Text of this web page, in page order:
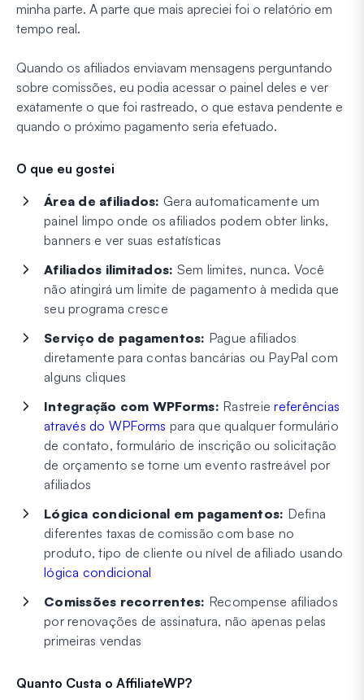
minha parte. A parte que mais apreciei foi o relatório em
tempo real.
Quando os afiliados enviavam mensagens perguntando
sobre comissões, eu podia acessar o painel deles e ver
exatamente o que foi rastreado, o que estava pendente e
quando o próximo pagamento seria efetuado.
O que eu gostei
Área de afiliados: Gera automaticamente um
painel limpo onde os afiliados podem obter links,
banners e ver suas estatísticas
Afiliados ilimitados: Sem limites, nunca. Você
não atingirá um limite de pagamento à medida que
seu programa cresce
Serviço de pagamentos: Pague afiliados
diretamente para contas bancárias ou PayPal com
alguns cliques
Integração com WPForms: Rastreiereferências
através do WPForms para que qualquer formulário
de contato, formulário de inscrição ou solicitação
de orçamento se torne um evento rastreável por
afiliados
Lógica condicional em pagamentos: Defina
diferentes taxas de comissão com base no
produto, tipo de cliente ou nível de afiliado usando
lógica condicional
Comissões recorrentes: Recompense afiliados
por renovações de assinatura, não apenas pelas
primeiras vendas
Quanto Custa o AffiliateWP?